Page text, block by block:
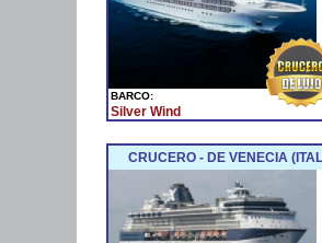
BARCO:
Silver Wind
CRUCERO - DE VENECIA